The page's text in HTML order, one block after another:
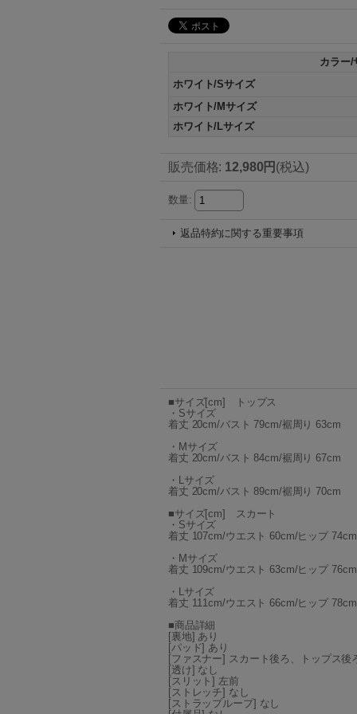
カラー/
ホワイト/Sサイズ
ホワイト/Mサイズ
ホワイト/Lサイズ
販売価格: 12,980円 (税込)
数量:
返品特約に関する重要事項
■サイズ[cm] トップス
・Sサイズ
着丈 20cm/バスト 79cm/裾周り 63cm
・Mサイズ
着丈 20cm/バスト 84cm/裾周り 67cm
・Lサイズ
着丈 20cm/バスト 89cm/裾周り 70cm
■サイズ[cm] スカート
・Sサイズ
着丈 107cm/ウエスト 60cm/ヒップ 74cm
・Mサイズ
着丈 109cm/ウエスト 63cm/ヒップ 76cm
・Lサイズ
着丈 111cm/ウエスト 66cm/ヒップ 78cm
■商品詳細
[裏地] あり
[パッド] あり
[ファスナー] スカート後ろ、トップス後
[透け] なし
[スリット] 左前
[ストレッチ] なし
[ストラップループ] なし